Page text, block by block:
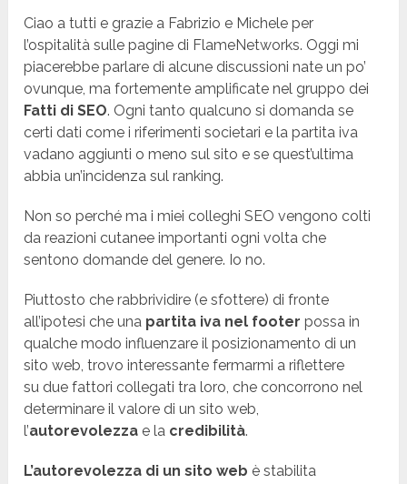
Ciao a tutti e grazie a Fabrizio e Michele per
l’ospitalità sulle pagine di FlameNetworks. Oggi mi
piacerebbe parlare di alcune discussioni nate un po’
ovunque, ma fortemente amplificate nel gruppo dei
Fatti di SEO. Ogni tanto qualcuno si domanda se
certi dati come i riferimenti societari e la partita iva
vadano aggiunti o meno sul sito e se quest’ultima
abbia un’incidenza sul ranking.
Non so perché ma i miei colleghi SEO vengono colti
da reazioni cutanee importanti ogni volta che
sentono domande del genere. Io no.
Piuttosto che rabbrividire (e sfottere) di fronte
all’ipotesi che una partita iva nel footer possa in
qualche modo influenzare il posizionamento di un
sito web, trovo interessante fermarmi a riflettere
su due fattori collegati tra loro, che concorrono nel
determinare il valore di un sito web,
l’autorevolezza e la credibilità.
L’autorevolezza di un sito web è stabilita